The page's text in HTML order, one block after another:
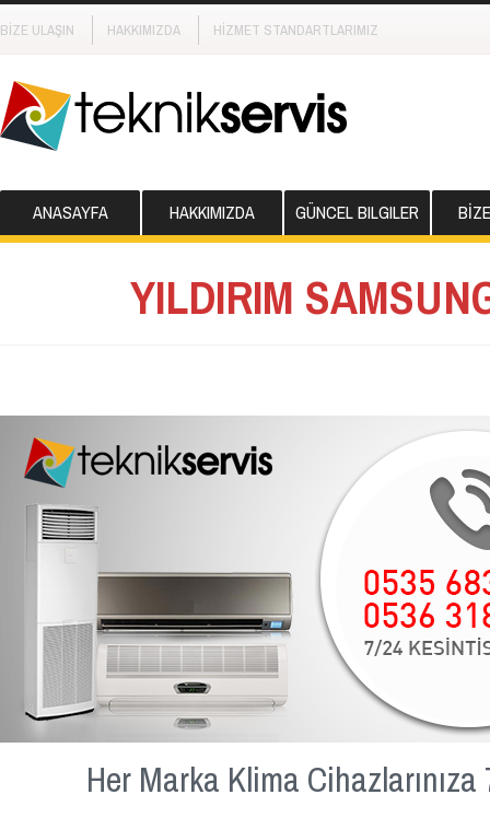
BİZE ULAŞIN HAKKIMIZDA HİZMET STANDARTLARIMIZ
ANASAYFA HAKKIMIZDA GÜNCEL BILGILER
YILDIRIM
Her Marka Klima